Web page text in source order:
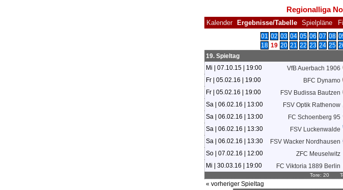
Regionalliga
Kalender Ergebnisse/Tabelle Spielpläne
01 02 03 04 05 06 07 08
18 19 20 21 22 23 24 25
19. Spieltag
Mi | 07.10.15 | 19:00
VfB Auerbach 1906
Fr | 05.02.16 | 19:00
BFC Dynamo
Fr | 05.02.16 | 19:00
FSV Budissa Bautzen
Sa | 06.02.16 | 13:00
FSV Optik Rathenow
Sa | 06.02.16 | 13:00
FC Schoenberg 95
Sa | 06.02.16 | 13:30
FSV Luckenwalde
Sa | 06.02.16 | 13:30
FSV Wacker Nordhausen
So | 07.02.16 | 12:00
ZFC Meuselwitz
Mi | 30.03.16 | 19:00
FC Viktoria 1889 Berlin
Tore: 20
« vorheriger Spieltag